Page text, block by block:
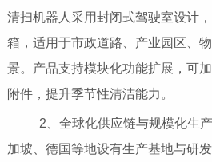
清扫机器人采用封闭式驾驶室设计
箱，适用于市政道路、产业园区、
景。产品支持模块化功能扩展，可
附件，提升季节性清洁能力。
2、全球化供应链与规模化生产
加坡、德国等地设有生产基地与研